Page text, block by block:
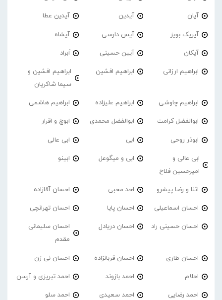
آیان آیدین آیدین عطا
آیریک بویز آیس دارسی آیشاه
آیکان آیین حسینی اَبراد
ابراهیم ارزانی ابراهیم افشین
ابراهیم افشین و
سیما شاکریان
ابراهیم چاوشی ابراهیم علیزاده ابراهیم هاشمی
ابوالفضل کرامت ابوالفضل محمدی ابوچ و اقرار
ابوذر روحی ابی ابی عالی
ابی عالی و
امیرحسین فلاح
ابی و میگوعل ابینو
اثنا و رضا پیشرو احد محبی احسان آقازاده
احسان اسماعیلی احسان پایا احسان تهرانچی
احسان حسینی راد احسان دریادل
احسان سلیمانی
مقدم
احسان طاری احسان قربانزاده احسان نی زن
احلام احمد بازوند احمد تبریزی و آرسن
احمد‌ رضایی احمد سعیدی احمد سلو